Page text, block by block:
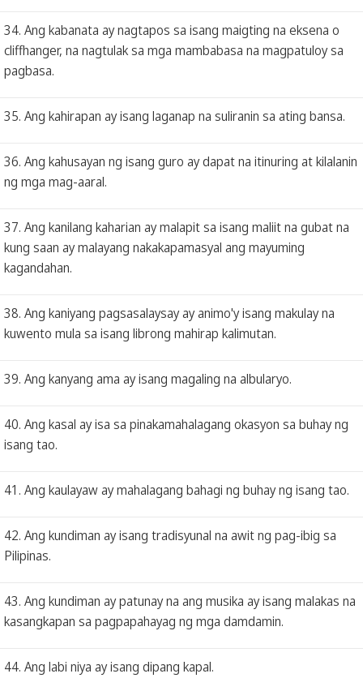
34. Ang kabanata ay nagtapos sa isang maigting na eksena o
cliffhanger, na nagtulak sa mga mambabasa na magpatuloy sa
pagbasa.
35. Ang kahirapan ay isang laganap na suliranin sa ating bansa.
36. Ang kahusayan ng isang guro ay dapat na itinuring at kilalanin
ng mga mag-aaral.
37. Ang kanilang kaharian ay malapit sa isang maliit na gubat na
kung saan ay malayang nakakapamasyal ang mayuming
kagandahan.
38. Ang kaniyang pagsasalaysay ay animo'y isang makulay na
kuwento mula sa isang librong mahirap kalimutan.
39. Ang kanyang ama ay isang magaling na albularyo.
40. Ang kasal ay isa sa pinakamahalagang okasyon sa buhay ng
isang tao.
41. Ang kaulayaw ay mahalagang bahagi ng buhay ng isang tao.
42. Ang kundiman ay isang tradisyunal na awit ng pag-ibig sa
Pilipinas.
43. Ang kundiman ay patunay na ang musika ay isang malakas na
kasangkapan sa pagpapahayag ng mga damdamin.
44. Ang labi niya ay isang dipang kapal.